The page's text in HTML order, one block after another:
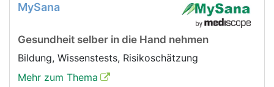
MySana
Gesundheit selber in die Hand nehmen
Bildung, Wissenstests, Risikoschätzung
Mehr zum Thema